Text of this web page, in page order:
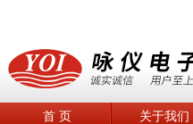
首 页 关于我们